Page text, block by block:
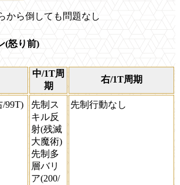
から倒しても問題なし
(怒り前)
中/1T周
期
右/1T周期
/99T)
先制ス
キル反
射(残滅
大魔術)
先制多
層バリ
ア(200/
先制行動なし